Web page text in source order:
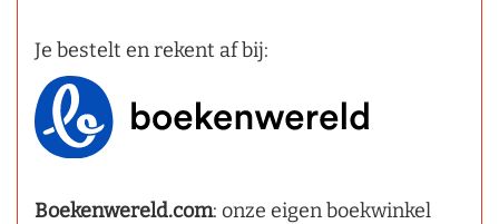
Je bestelt en rekent af bij:
Boekenwereld.com: onze eigen boekwinkel